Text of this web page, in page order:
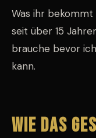
Was ihr bekommt
seit über 15
brauche bevor
kann.
Wie das